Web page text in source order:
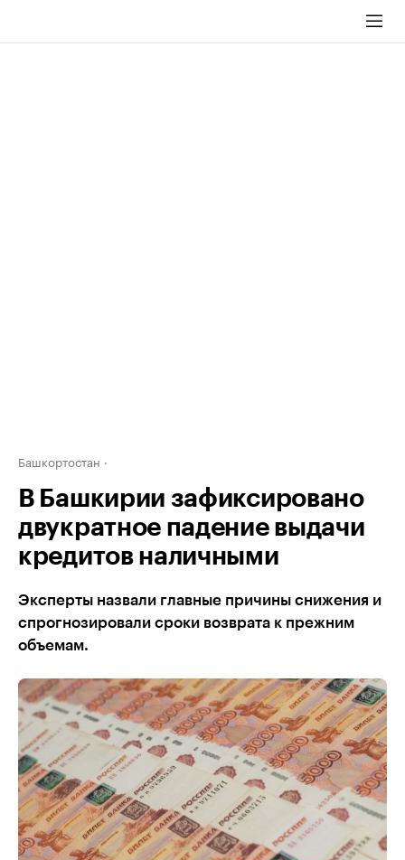
Башкортостан
В Башкирии зафиксировано
двукратное падение выдачи
кредитов наличными
Эксперты назвали главные причины снижения и
спрогнозировали сроки возврата к прежним
объемам.